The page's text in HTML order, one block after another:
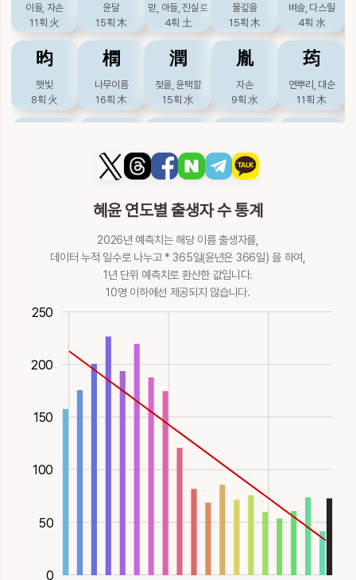
槥
작은관
15획木
橞
나무이름
16획
潓
물이름
15획
盻
흘길
9획木
蕙
난초
16획木
謑
비뚤, 후욕할, 성
譓
슬기많을, 분별할
譿
살필, 분별할
蹊
좁은길
醯
초
鏸
세모창
鞋
신
이을, 자손
11획 火
윤달
15획 木
맏, 아들, 진실로
4획 土
물깊을
15획 木
벼슬, 다스릴
4획 水
昀
햇빛
8획 火
橍
나무이름
16획 木
潤
젖을, 윤택할
15획 水
胤
자손
9획 水
荺
연뿌리, 대순
11획 木
금, 금속
15획金
윤달
12획木
윤달
13획木
金
贇
빛날, 예쁠
19획金
綸
줄, 벼리
14획木
崘
산이름
11획土
16획
輪
바퀴, 우렁찬
혜윤 연도별 출생자 수 통계
2026년 예측치는 해당 이름 출생자를,
데이터 누적 일수로 나누고 * 365일(윤년은 366일) 을 하여,
1년 단위 예측치로 환산한 값입니다.
10명 이하에선 제공되지 않습니다.
0
50
100
150
200
250